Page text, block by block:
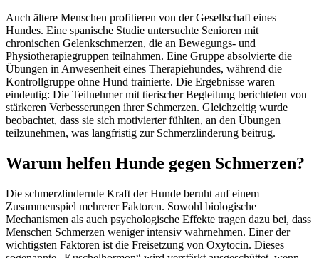
Auch ältere Menschen profitieren von der Gesellschaft eines
Hundes. Eine spanische Studie untersuchte Senioren mit
chronischen Gelenkschmerzen, die an Bewegungs- und
Physiotherapiegruppen teilnahmen. Eine Gruppe absolvierte die
Übungen in Anwesenheit eines Therapiehundes, während die
Kontrollgruppe ohne Hund trainierte. Die Ergebnisse waren
eindeutig: Die Teilnehmer mit tierischer Begleitung berichteten von
stärkeren Verbesserungen ihrer Schmerzen. Gleichzeitig wurde
beobachtet, dass sie sich motivierter fühlten, an den Übungen
teilzunehmen, was langfristig zur Schmerzlinderung beitrug.
Warum helfen Hunde gegen Schmerzen?
Die schmerzlindernde Kraft der Hunde beruht auf einem
Zusammenspiel mehrerer Faktoren. Sowohl biologische
Mechanismen als auch psychologische Effekte tragen dazu bei, dass
Menschen Schmerzen weniger intensiv wahrnehmen. Einer der
wichtigsten Faktoren ist die Freisetzung von Oxytocin. Dieses